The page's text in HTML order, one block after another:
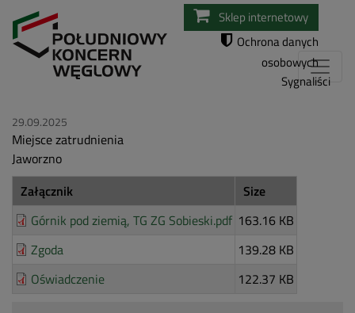
Przejdź
do
Sklep internetowy
Ochrona danych
osobowych
Sygnaliści
29.09.2025
Miejsce zatrudnienia
Jaworzno
Załącznik
Size
Górnik pod ziemią, TG ZG Sobieski.pdf 163.16 KB
Zgoda
139.28 KB
Oświadczenie
122.37 KB